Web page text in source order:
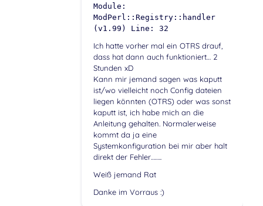
Module:
ModPerl::Registry::handler
(v1.99) Line: 32
Ich hatte vorher mal ein OTRS drauf,
dass hat dann auch funktioniert… 2
Stunden xD
Kann mir jemand sagen was kaputt
ist/wo vielleicht noch Config dateien
liegen könnten (OTRS) oder was sonst
kaputt ist, ich habe mich an die
Anleitung gehalten. Normalerweise
kommt da ja eine
Systemkonfiguration bei mir aber halt
direkt der Fehler……..
Weiß jemand Rat
Danke im Vorraus :)